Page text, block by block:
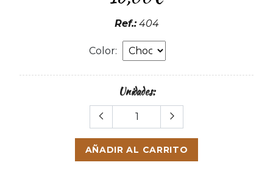
Ref.: 404
Color:
Unidades:
AÑADIR AL CARRITO